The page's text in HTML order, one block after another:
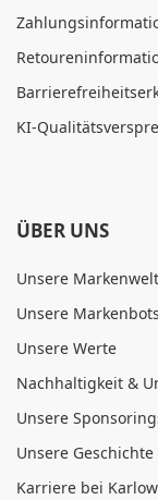
KI-
ÜBER UNS
Unsere Markenwelt
Unsere
Unsere Werte
Nachhaltigkeit &
Unsere
Unsere Geschichte
Karriere bei